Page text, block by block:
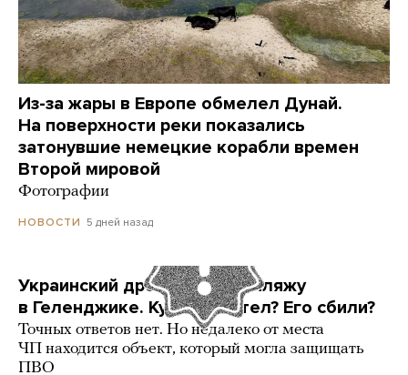
Из-за жары в Европе обмелел Дунай.
На поверхности реки показались
затонувшие немецкие корабли времен
Второй мировой
Фотографии
НОВОСТИ 5 дней назад
Украинский дрон попал по пляжу
в Геленджике. Куда он летел? Его сбили?
Точных ответов нет. Но недалеко от места
ЧП находится объект, который могла защищать
ПВО